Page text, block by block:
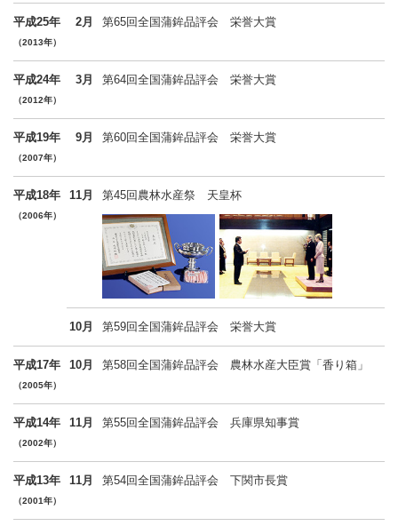
平成25年
（2013年）
2月 第65回全国蒲鉾品評会 栄誉大賞
平成24年
（2012年）
3月 第64回全国蒲鉾品評会 栄誉大賞
平成19年
（2007年）
9月 第60回全国蒲鉾品評会 栄誉大賞
平成18年
（2006年）
11月 第45回農林水産祭 天皇杯
10月 第59回全国蒲鉾品評会 栄誉大賞
平成17年
（2005年）
10月 第58回全国蒲鉾品評会 農林水産大臣賞「香り箱」
平成14年
（2002年）
11月 第55回全国蒲鉾品評会 兵庫県知事賞
平成13年
（2001年）
11月 第54回全国蒲鉾品評会 下関市長賞